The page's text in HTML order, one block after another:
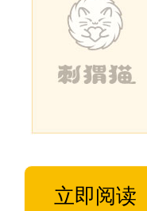
立即阅读